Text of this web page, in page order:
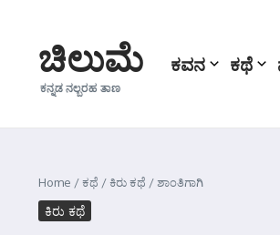
ಚಿಲುಮೆ
ಕನ್ನಡ ನಲ್ಬರಹ ತಾಣ
ಕವನ ಕಥೆ
Home /ಕಥೆ /ಕಿರು ಕಥೆ /ಶಾಂತಿಗಾಗಿ
ಕಿರು ಕಥೆ